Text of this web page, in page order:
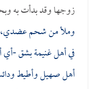
زوجها وقد بدأت به
وملأ من شحم
في أهل غنيمة بشق -أي
أهل صهيل وأطيط